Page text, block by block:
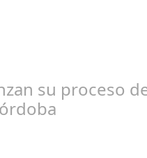
su proceso